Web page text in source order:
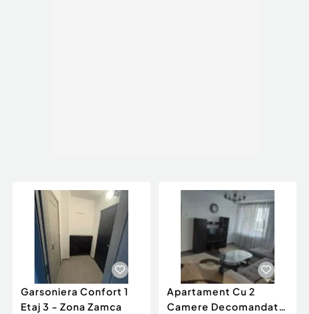
Garsoniera Confort 1
Etaj 3 - Zona Zamca
Apartament Cu 2
Camere Decomandate